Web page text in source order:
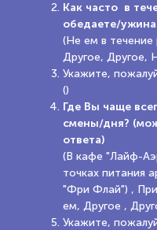
Как часто в
обедаете/
(Не ем в течение
Другое, Другое,
Укажите,
()
Где Вы чаще
смены/дня?
ответа)
(В кафе "Лайф-
точках питания
"Фри Флай") ,
ем, Другое ,
Укажите,